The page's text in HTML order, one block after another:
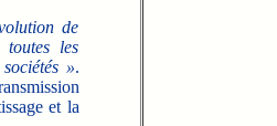
de
les
».
et la